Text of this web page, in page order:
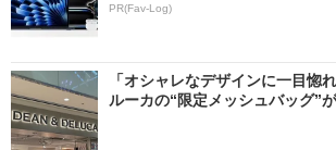
PR(Fav-Log)
「オシャレなデザインに一目
ルーカの“限定メッシュバッグ”